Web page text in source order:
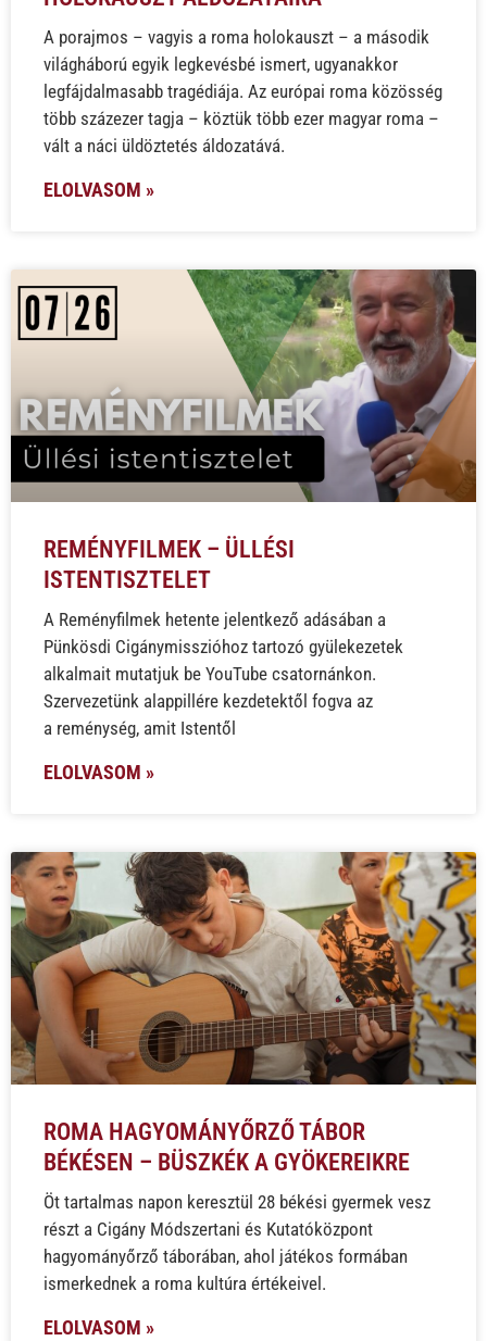
A porajmos – vagyis a roma holokauszt – a második
világháború egyik legkevésbé ismert, ugyanakkor
legfájdalmasabb tragédiája. Az európai roma közösség
több százezer tagja – köztük több ezer magyar roma –
vált a náci üldöztetés áldozatává.
ELOLVASOM »
REMÉNYFILMEK – ÜLLÉSI
ISTENTISZTELET
A Reményfilmek hetente jelentkező adásában a
Pünkösdi Cigánymisszióhoz tartozó gyülekezetek
alkalmait mutatjuk be YouTube csatornánkon.
Szervezetünk alappillére kezdetektől fogva az
a reménység, amit Istentől
ELOLVASOM »
ROMA HAGYOMÁNYŐRZŐ TÁBOR
BÉKÉSEN – BÜSZKÉK A GYÖKEREIKRE
Öt tartalmas napon keresztül 28 békési gyermek vesz
részt a Cigány Módszertani és Kutatóközpont
hagyományőrző táborában, ahol játékos formában
ismerkednek a roma kultúra értékeivel.
ELOLVASOM »